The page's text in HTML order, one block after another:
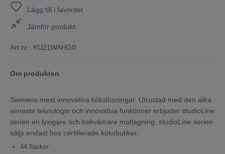
Lägg till i favoriter
Jämför produkt
Art.nr.: KU21WAHG0
Om produkten
Siemens mest innovativa kökslösningar. Utrustad med den allra
senaste teknologin och innovativa funktioner erbjuder studioLine
serien en lyxigare och bekvämare matlagning. studioLine serien
säljs endast hos certifierade köksbutiker.
44 flaskor